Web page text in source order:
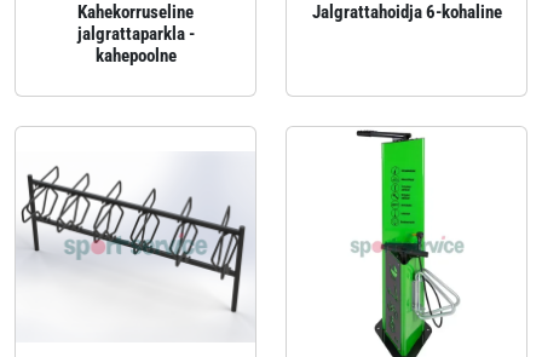
Kahekorruseline
jalgrattaparkla -
kahepoolne
Jalgrattahoidja 6-kohaline